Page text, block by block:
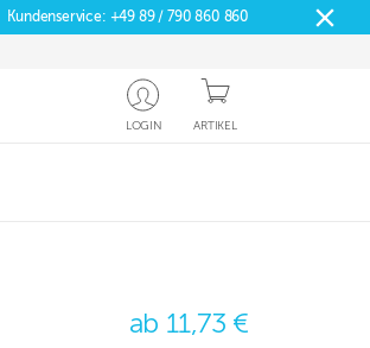
Kundenservice: +49 89 / 790 860 860
LOGIN ARTIKEL
ab 11,73 €